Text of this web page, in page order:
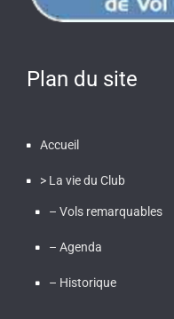
Plan du site
Accueil
> La vie du Club
– Vols remarquables
– Agenda
– Historique